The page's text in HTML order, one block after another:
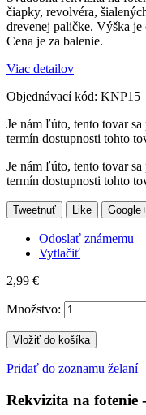
čiapky, revolvéra,
drevenej paličke. Výška je
Cena je za balenie.
Viac detailov
Objednávací kód:
Je nám ľúto, tento tovar
termín dostupnosti tohto
Je nám ľúto, tento tovar
termín dostupnosti tohto
Tweetnuť Like Google+
Odoslať známemu
Vytlačiť
2,99 €
Množstvo:
Vložiť do košíka
Pridať do zoznamu želaní
Rekvizita na fotenie